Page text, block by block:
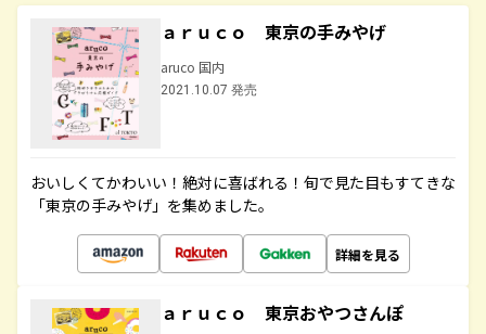
ａｒｕｃｏ 東京の手みやげ
aruco 国内
2021.10.07 発売
おいしくてかわいい！絶対に喜ばれる！旬で見た目もすてきな
「東京の手みやげ」を集めました。
詳細を見る
ａｒｕｃｏ 東京おやつさんぽ